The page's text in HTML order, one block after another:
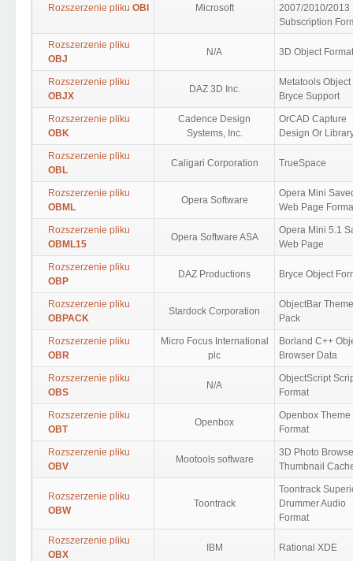
Rozszerzenie pliku OBI Microsoft
2007/2010/2013
Subscription
Rozszerzenie pliku
OBJ
N/A 3D Object Format
Rozszerzenie pliku
OBJX
DAZ 3D Inc.
Metatools Object
Bryce Support
Rozszerzenie pliku
OBK
Cadence Design
Systems, Inc.
OrCAD Capture
Design Or
Rozszerzenie pliku
OBL
Caligari Corporation TrueSpace
Rozszerzenie pliku
OBML
Opera Software
Opera Mini
Web Page
Rozszerzenie pliku
OBML15
Opera Software ASA
Opera Mini 5.1
Web Page
Rozszerzenie pliku
OBP
DAZ Productions Bryce Object
Rozszerzenie pliku
OBPACK
Stardock Corporation
ObjectBar Theme
Pack
Rozszerzenie pliku
OBR
Micro Focus International
plc
Borland C++
Browser Data
Rozszerzenie pliku
OBS
N/A
ObjectScript
Format
Rozszerzenie pliku
OBT
Openbox
Openbox Theme
Format
Rozszerzenie pliku
OBV
Mootools software
3D Photo
Thumbnail
Rozszerzenie pliku
OBW
Toontrack
Toontrack
Drummer Audio
Format
Rozszerzenie pliku
OBX
IBM Rational XDE